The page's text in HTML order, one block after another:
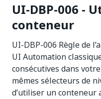
UI-DBP-006 -
conteneur
UI-DBP-006 Règle de
UI Automation
consécutives dans
mêmes sélecteurs de
d’utiliser un conteneur